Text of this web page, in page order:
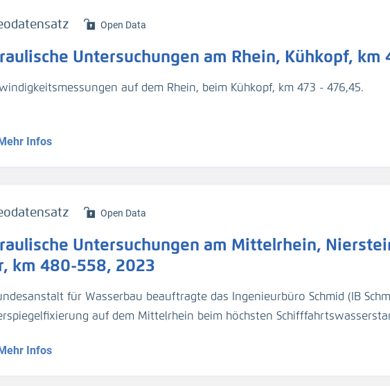
(H_Sohle)
(v_Str)
erfolgt
Open Data
Untersuchungen am Rhein, Kühkopf, km
auf dem Rhein, beim Kühkopf, km 473 - 476,45.
(H_WSP)
(H_Sohle)
(Q)
(v_Str)
nach Maßnahmen bei Mittelwasser (MQ). Der Wasserstand
(MQ)
erfolgt
Infos
Open Data
Untersuchungen am Mittelrhein,
km 480-558, 2023
für Wasserbau beauftragte das Ingenieurbüro Schmid (IB
auf dem Mittelrhein beim höchsten
durchgeführt werden.
Infos